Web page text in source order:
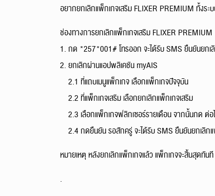
อยากยกเลิกแพ็กเกจเสริม FLIXER PREMIUM ทั้งระ
ช่องทางการยกเลิกแพ็กเกจเสริม FLIXER PREMIUM
1. กด *257*001# โทรออก จะได้รับ SMS ยืนยันยกเ
2. ยกเลิกผ่านแอปพลิเคชัน myAIS
2.1 ที่แถบเมนูแพ็กเกจ เลือกแพ็กเกจปัจจุบัน
2.2 ที่แพ็กเกจเสริม เลือกยกเลิกแพ็กเกจเสริม
2.3 เลือกแพ็กเกจฟลิกเซอร์รายเดือน จากนั้นกด ต่อ
2.4 กดยืนยัน รอสักครู่ จะได้รับ SMS ยืนยันยกเลิกแ
หมายเหตุ หลังยกเลิกแพ็กเกจแล้ว แพ็กเกจจะสิ้นสุดทันที
.